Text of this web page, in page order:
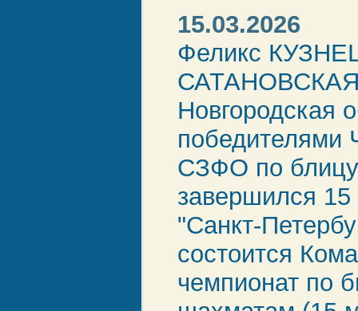
15.03.2026
Феликс
САТАНОВСКАЯ
Новгородская
победителями
СЗФО по
завершился 15
"Санкт-
состоится
чемпионат по